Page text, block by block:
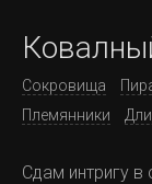
Сокровища
Племянники
Сдам интригу